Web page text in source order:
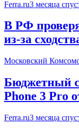
Ferra.ru3 месяца
В РФ
из-за
Московский
Бюджетный
Phone 3 Pro
Ferra.ru3 месяца